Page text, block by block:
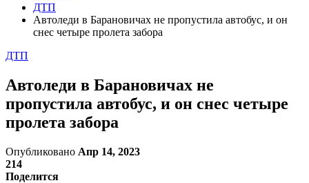
ДТП
Автоледи в Барановичах не пропустила автобус, и он
снес четыре пролета забора
ДТП
Автоледи в Барановичах не
пропустила автобус, и он снес четыре
пролета забора
Опубликовано Апр 14, 2023
214
Поделится